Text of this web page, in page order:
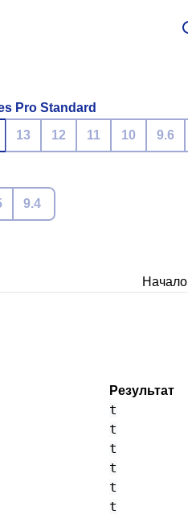
Pro Standard
13 12 11 10 9.6
9.4
Начало
Результат
t
t
t
t
t
t